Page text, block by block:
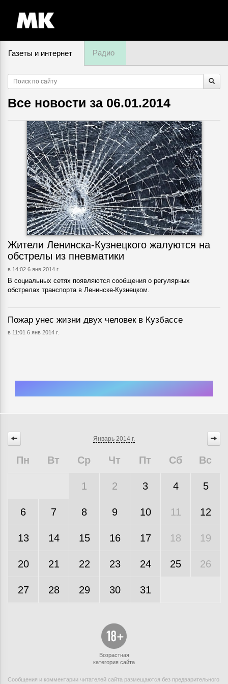
Газеты и интернет Радио
Все новости за 06.01.2014
Жители Ленинска-Кузнецкого жалуются на
обстрелы из пневматики
в 14:02 6 янв 2014 г.
В социальных сетях появляются сообщения о регулярных
обстрелах транспорта в Ленинске-Кузнецком.
Пожар унес жизни двух человек в Кузбассе
в 11:01 6 янв 2014 г.
Январь 2014 г.
Пн Вт Ср Чт Пт Сб Вс
1 2 3 4 5
6 7 8 9 10 11 12
13 14 15 16 17 18 19
20 21 22 23 24 25 26
27 28 29 30 31
Возрастная
категория сайта
Сообщения и комментарии читателей сайта размещаются без предварительного